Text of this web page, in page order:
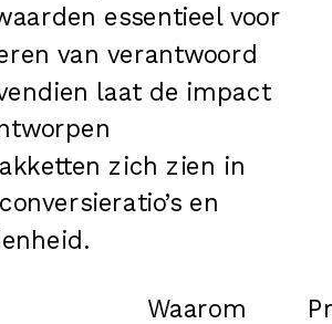
essentieel voor
van verantwoord
laat de impact
zich zien in
en
Waarom